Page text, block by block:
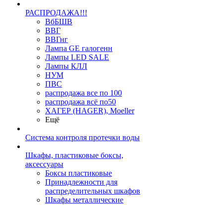
РАСПРОДАЖА!!!
ВбБШВ
ВВГ
ВВГнг
Лампа GE галогенн
Лампы LED SALE
Лампы КЛЛ
НУМ
ПВС
распродажа все по 100
распродажа всё по50
ХАГЕР (HAGER), Moeller
Ещё
Система контроля протечки воды
Шкафы, пластиковые боксы,
аксессуары
Боксы пластиковые
Принадлежности для
распределительных шкафов
Шкафы металлические